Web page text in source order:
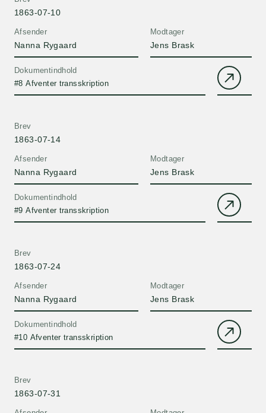
Afsender
Nanna Rygaard
1863-07-10
Modtager
Jens Brask
Dokumentindhold
#8 Afventer transskription
Afsender
Nanna Rygaard
Brev
1863-07-14
Modtager
Jens Brask
Dokumentindhold
#9 Afventer transskription
Afsender
Nanna Rygaard
Brev
1863-07-24
Modtager
Jens Brask
Dokumentindhold
#10 Afventer transskription
Brev
1863-07-31